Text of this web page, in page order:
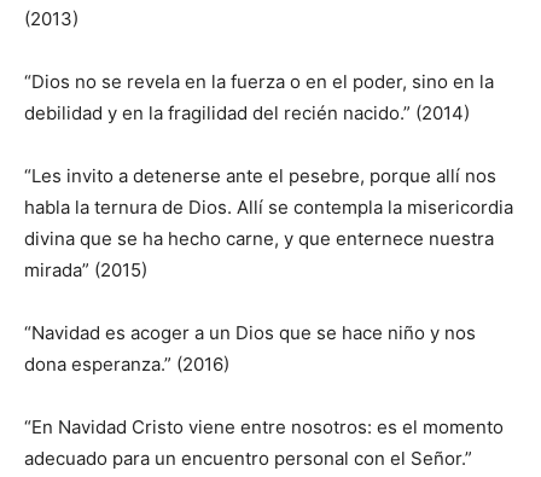
(2013)
“Dios no se revela en la fuerza o en el poder, sino en la
debilidad y en la fragilidad del recién nacido.” (2014)
“Les invito a detenerse ante el pesebre, porque allí nos
habla la ternura de Dios. Allí se contempla la misericordia
divina que se ha hecho carne, y que enternece nuestra
mirada” (2015)
“Navidad es acoger a un Dios que se hace niño y nos
dona esperanza.” (2016)
“En Navidad Cristo viene entre nosotros: es el momento
adecuado para un encuentro personal con el Señor.”